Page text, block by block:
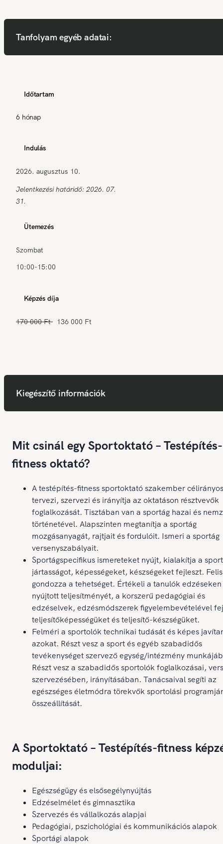
Tanfolyam egyéb adatai:
Időtartam
6 hónap
Indulás
2026. augusztus 10.
Jelentkezési határidő: 2026. 07.
31.
Ütemezés
Szombat
10:00-15:00
Képzés díja
170 000 Ft 136 000 Ft
Kiegészítő információk
Mit csinál egy Sportoktató – Testépítés-
fitness oktató?
A testépítés-fitness sportoktató szakember
tervezi, szervezi és irányítja az oktatáson résztvevők
foglalkozását. Tisztában van a sportág hazai és
történetével. Alapszinten megtanítja a sportág
mozgásanyagát, rajtjait és fordulóit. Ismeri a sportág
versenyszabályait.
Sportágspecifikus ismereteket nyújt, kialakítja a
jártasságot, képességeket, készségeket fejleszt.
gondozza a tehetséget. Értékeli a tanulók edzéseken
nyújtott teljesítményét, a korszerű pedagógiai és
edzéselvek, edzésmódszerek figyelembevételével
teljesítőképességüket és teljesítő-készségüket.
Felméri a sportolók technikai tudását és képes
azokat. Részt vesz a sport és egyéb szabadidős
tevékenységet szervező egység/intézmény
Részt vesz a szabadidős sportolók foglalkozásai,
szervezésében, irányításában. Tanácsaival segíti az
egészséges életmódra törekvők sportolási
összeállítását.
A Sportoktató – Testépítés-fitness
moduljai:
Egészségügy és elsősegélynyújtás
Edzéselmélet és gimnasztika
Szervezés és vállalkozás alapjai
Pedagógiai, pszichológiai és kommunikációs alapok
Sportági alapok